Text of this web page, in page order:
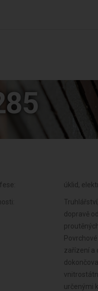
úklid,
dopravě
zařízení a
určenými